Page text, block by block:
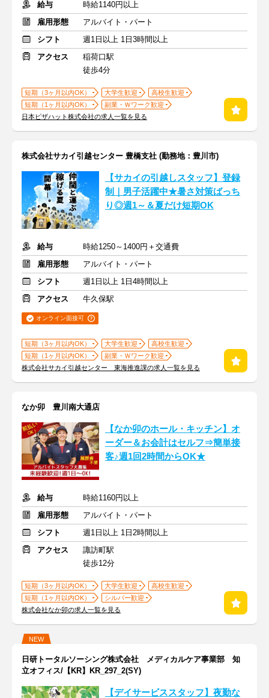
給与
時給1140円以上
雇用形態
アルバイト・パート
シフト
週1日以上 1日3時間以上
アクセス
稲荷口駅
徒歩4分
短期（3ヶ月以内OK） 大学生歓迎
高校生歓迎
短期（1ヶ月以内OK）
副業・Ｗワーク歓迎
日本ピザハット株式会社の求人一覧を見る
株式会社サカイ引越センター 豊橋支社 (勤務地：豊川市)
【サカイの引越しスタッフ】登録
制｜男子活躍中★暑さ対策ばっち
り◎週1～＆夏だけ短期OK
給与
時給1250～1400円＋交通費
雇用形態
アルバイト・パート
シフト
週1日以上 1日4時間以上
アクセス
牛久保駅
オンライン面接可
短期（3ヶ月以内OK） 大学生歓迎
高校生歓迎
短期（1ヶ月以内OK）
副業・Ｗワーク歓迎
株式会社サカイ引越センター 東海推進課の求人一覧を見る
なか卯 豊川南大通店
【なか卯のホール・キッチン】オ
ーダー＆お会計はセルフ⇒簡単接
客♪週1回2時間からOK★
給与
時給1160円以上
雇用形態
アルバイト・パート
シフト
週1日以上 1日2時間以上
アクセス
諏訪町駅
徒歩12分
短期（3ヶ月以内OK） 大学生歓迎
高校生歓迎
短期（1ヶ月以内OK）
シルバー歓迎
株式会社なか卯の求人一覧を見る
NEW
日研トータルソーシング株式会社 メディカルケア事業部 知
立オフィス/【KR】KR_297_2(SY)
【デイサービススタッフ】夜勤な